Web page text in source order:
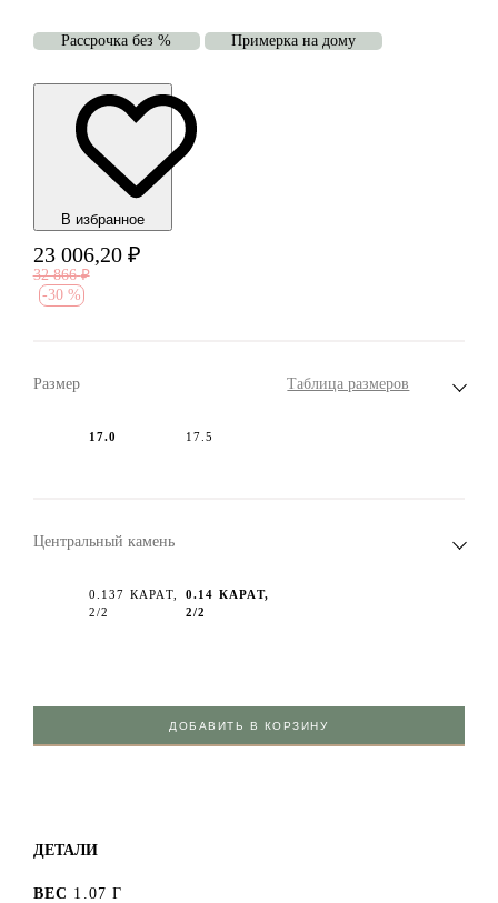
Рассрочка без % Примерка на дому
В избранноe
23 006,20 ₽
32 866 ₽
-30 %
Размер Таблица размеров
17.0 17.5
Центральный камень
0.137 КАРАТ,
2/2
0.14 КАРАТ,
2/2
ДОБАВИТЬ В КОРЗИНУ
ДЕТАЛИ
ВЕС 1.07 Г